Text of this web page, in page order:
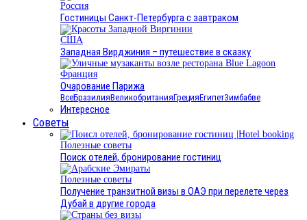
Россия
Гостиницы Санкт-Петербурга с завтраком
США
Западная Вирджиния – путешествие в сказку
Франция
Очарование Парижа
ВсеБразилияВеликобританияГрецияЕгипетЗимбабве
Интересное
Cоветы
Полезные советы
Поиск отелей, бронирование гостиниц
Полезные советы
Получение транзитной визы в ОАЭ при перелете через
Дубай в другие города